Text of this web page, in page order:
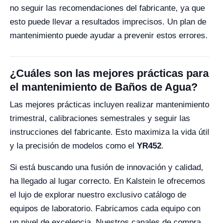
no seguir las recomendaciones del fabricante, ya que
esto puede llevar a resultados imprecisos. Un plan de
mantenimiento puede ayudar a prevenir estos errores.
¿Cuáles son las mejores prácticas para
el mantenimiento de Baños de Agua?
Las mejores prácticas incluyen realizar mantenimiento
trimestral, calibraciones semestrales y seguir las
instrucciones del fabricante. Esto maximiza la vida útil
y la precisión de modelos como el YR452.
Si está buscando una fusión de innovación y calidad,
ha llegado al lugar correcto. En Kalstein le ofrecemos
el lujo de explorar nuestro exclusivo catálogo de
equipos de laboratorio. Fabricamos cada equipo con